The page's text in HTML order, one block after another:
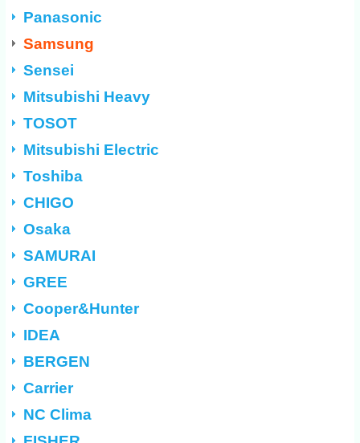
Panasonic
Samsung
Sensei
Mitsubishi Heavy
TOSOT
Mitsubishi Electric
Toshiba
CHIGO
Osaka
SAMURAI
GREE
Cooper&Hunter
IDEA
BERGEN
Carrier
NC Clima